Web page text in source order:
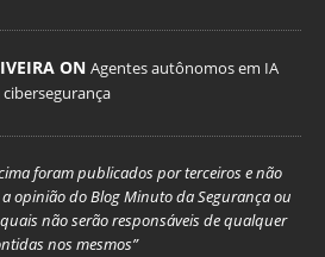
ON Agentes autônomos em IA
foram publicados por terceiros e não
opinião do Blog Minuto da Segurança ou
não serão responsáveis de qualquer
nos mesmos”